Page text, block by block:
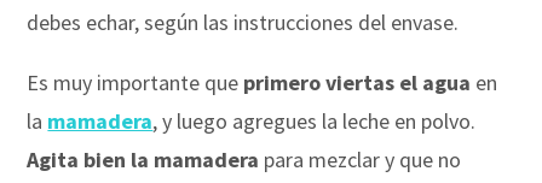
debes echar, según las instrucciones del envase.
Es muy importante que primero viertas el agua en
la mamadera, y luego agregues la leche en polvo.
Agita bien la mamadera para mezclar y que no